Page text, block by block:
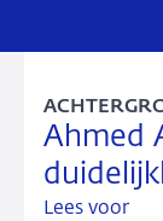
Ahmed
Lees voor